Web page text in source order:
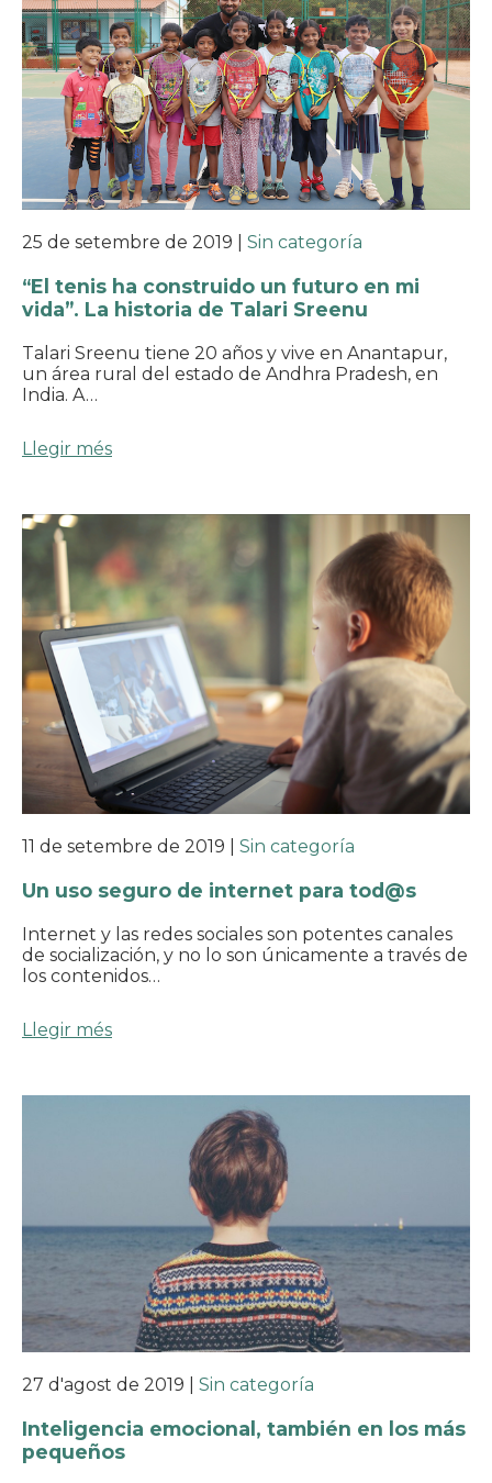
25 de setembre de 2019 Sin categoría
“El tenis ha construido un futuro en mi
vida”. La historia de Talari Sreenu
Talari Sreenu tiene 20 años y vive en Anantapur,
un área rural del estado de Andhra Pradesh, en
India. A…
Llegir més
11 de setembre de 2019 Sin categoría
Un uso seguro de internet para tod@s
Internet y las redes sociales son potentes canales
de socialización, y no lo son únicamente a través de
los contenidos…
Llegir més
27 d'agost de 2019 Sin categoría
Inteligencia emocional, también en los más
pequeños